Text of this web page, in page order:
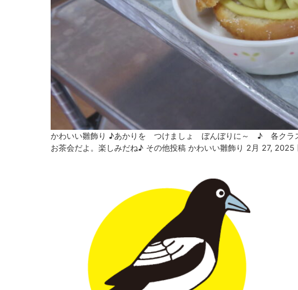
かわいい雛飾り ♪あかりを つけましょ ぼんぼりに～ ♪ 各クラ
お茶会だよ。楽しみだね♪ その他投稿 かわいい雛飾り 2月 27,